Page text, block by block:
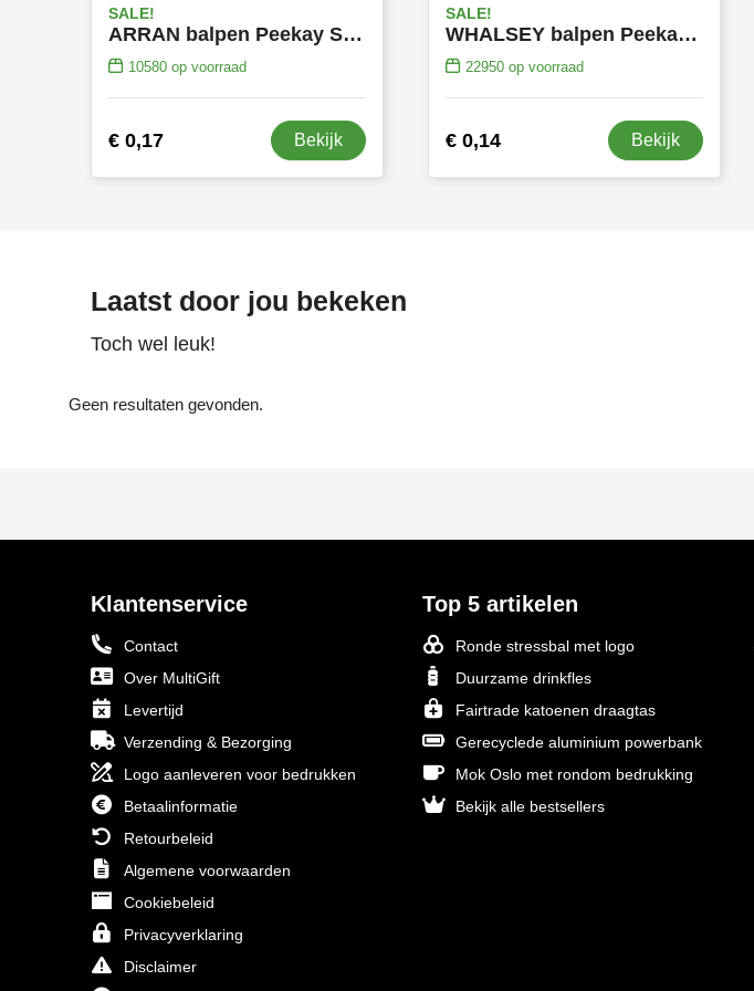
SALE!
ARRAN balpen Peekay SALE
10580op voorraad
€ 0,17 Bekijk
SALE!
WHALSEY balpen Peekay SALE
22950op voorraad
€ 0,14 Bekijk
Laatst door jou bekeken
Toch wel leuk!
Geen resultaten gevonden.
Klantenservice
Contact
Over MultiGift
Levertijd
Verzending & Bezorging
Logo aanleveren voor bedrukken
Betaalinformatie
Retourbeleid
Algemene voorwaarden
Cookiebeleid
Privacyverklaring
Disclaimer
Top 5 artikelen
Ronde stressbal met logo
Duurzame drinkfles
Fairtrade katoenen draagtas
Gerecyclede aluminium powerbank
Mok Oslo met rondom bedrukking
Bekijk alle bestsellers